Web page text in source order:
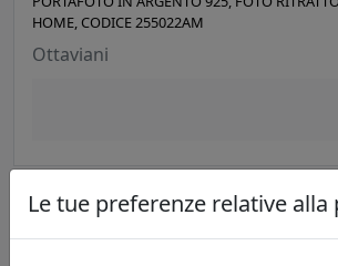
HOME, CODICE 255022AM
Ottaviani
Le tue preferenze relative alla